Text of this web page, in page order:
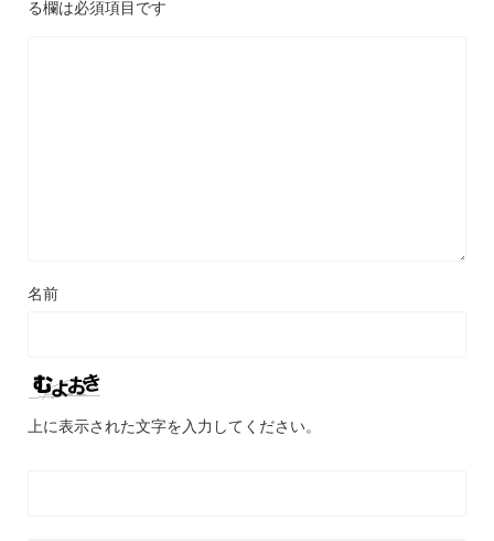
る欄は必須項目です
名前
上に表示された文字を入力してください。